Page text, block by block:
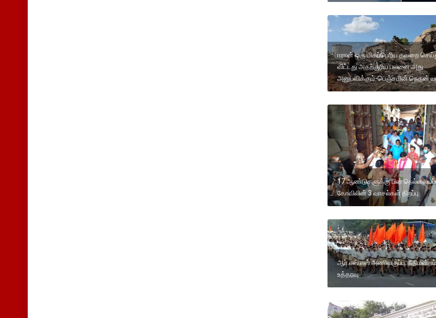
ஈரான் ஒரு மிகப்பெரிய தவறை
விட்டது அதற்குரிய பலனை அது
அனுபவிக்கும்-பெஞ்சமின் நெதன்
17 ஆண்டுகளுக்கு பின்
கோவிலின் 3 வாசல்கள் திறப்பு
ஆர்.எஸ்.எஸ் அணிவகுப்பு: நீதிமன்றம்
உத்தரவு